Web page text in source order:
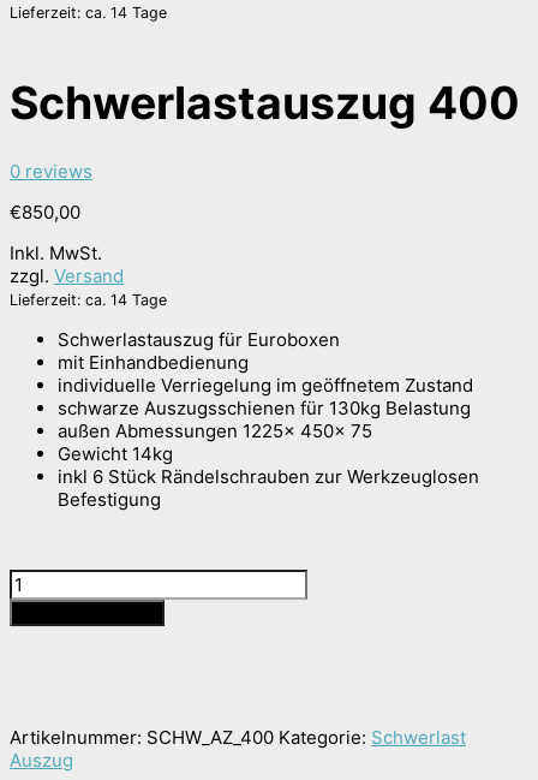
Lieferzeit: ca. 14 Tage
Schwerlastauszug 400
0 reviews
€850,00
Inkl. MwSt.
zzgl. Versand
Lieferzeit: ca. 14 Tage
Schwerlastauszug für Euroboxen
mit Einhandbedienung
individuelle Verriegelung im geöffnetem Zustand
schwarze Auszugsschienen für 130kg Belastung
außen Abmessungen 1225x 450x 75
Gewicht 14kg
inkl 6 Stück Rändelschrauben zur Werkzeuglosen
Befestigung
Schwerlastauszug
400
Menge
Artikelnummer: SCHW_AZ_400 Kategorie: Schwerlast
Auszug